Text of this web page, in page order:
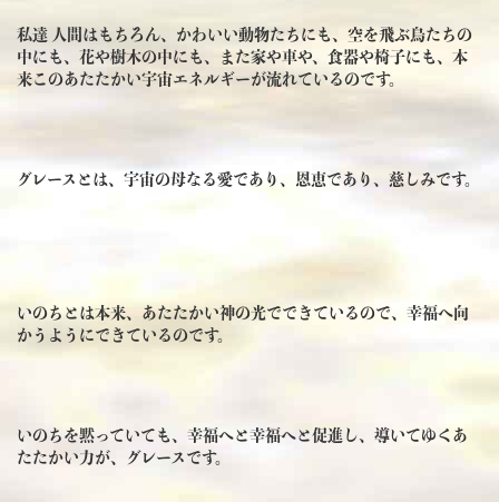
私達 人間はもちろん、かわいい動物たちにも、空を飛ぶ鳥たちの
中にも、花や樹木の中にも、また家や車や、食器や椅子にも、本
来このあたたかい宇宙エネルギーが流れているのです。
グレースとは、宇宙の母なる愛であり、恩恵であり、慈しみです。
いのちとは本来、あたたかい神の光でできているので、幸福へ向
かうようにできているのです。
いのちを黙っていても、幸福へと幸福へと促進し、導いてゆくあ
たたかい力が、グレースです。